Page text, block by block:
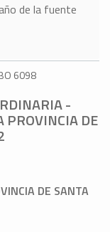
de la fuente
6098
-
PROVINCIA DE
DE SANTA